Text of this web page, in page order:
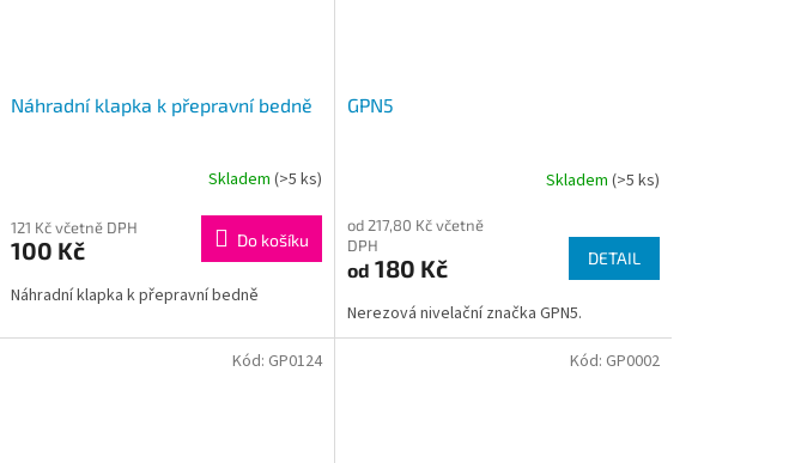
Náhradní klapka k přepravní bedně
Skladem (>5 ks)
121 Kč včetně DPH
100 Kč Do košíku
Náhradní klapka k přepravní bedně
GPN5
Skladem (>5 ks)
od 217,80 Kč včetně
DPH
od 180 Kč DETAIL
Nerezová nivelační značka GPN5.
Kód: GP0124 Kód: GP0002